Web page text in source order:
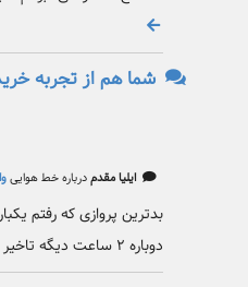
شما هم از تجربه
ایلیا مقدمدرباره خط هوایی
دوباره ۲ ساعت دیگه تاخیر خورد.